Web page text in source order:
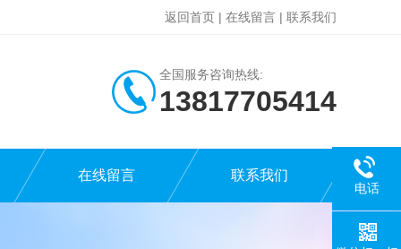
返回首页 | 在线留言 | 联系我们
全国服务咨询热线:
13817705414
在线留言 联系我们
电话